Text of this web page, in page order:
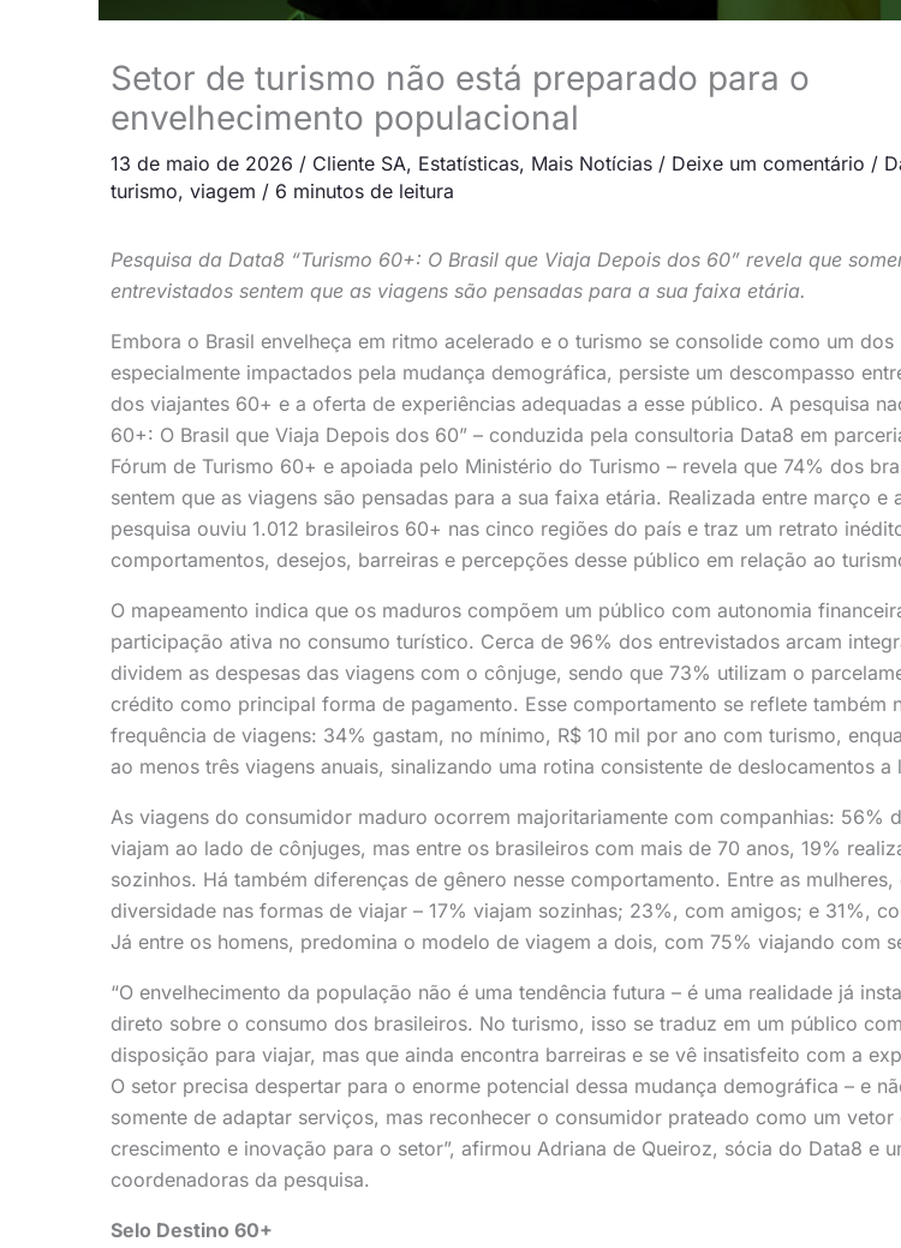
Setor de turismo não está preparado para o
envelhecimento populacional
13 de maio de 2026 / Cliente SA, Estatísticas, Mais Notícias / Deixe um comentário /
turismo, viagem / 6 minutos de leitura
Pesquisa da Data8 “Turismo 60+: O Brasil que Viaja Depois dos 60” revela que
entrevistados sentem que as viagens são pensadas para a sua faixa etária.
Embora o Brasil envelheça em ritmo acelerado e o turismo se consolide como um dos
especialmente impactados pela mudança demográfica, persiste um descompasso
dos viajantes 60+ e a oferta de experiências adequadas a esse público. A pesquisa
60+: O Brasil que Viaja Depois dos 60” – conduzida pela consultoria Data8 em
Fórum de Turismo 60+ e apoiada pelo Ministério do Turismo – revela que 74% dos
sentem que as viagens são pensadas para a sua faixa etária. Realizada entre março e
pesquisa ouviu 1.012 brasileiros 60+ nas cinco regiões do país e traz um retrato
comportamentos, desejos, barreiras e percepções desse público em relação ao
O mapeamento indica que os maduros compõem um público com autonomia
participação ativa no consumo turístico. Cerca de 96% dos entrevistados arcam
dividem as despesas das viagens com o cônjuge, sendo que 73% utilizam o
crédito como principal forma de pagamento. Esse comportamento se reflete também
frequência de viagens: 34% gastam, no mínimo, R$ 10 mil por ano com turismo,
ao menos três viagens anuais, sinalizando uma rotina consistente de deslocamentos a
As viagens do consumidor maduro ocorrem majoritariamente com companhias: 56%
viajam ao lado de cônjuges, mas entre os brasileiros com mais de 70 anos, 19%
sozinhos. Há também diferenças de gênero nesse comportamento. Entre as
diversidade nas formas de viajar – 17% viajam sozinhas; 23%, com amigos; e 31%,
Já entre os homens, predomina o modelo de viagem a dois, com 75% viajando com
“O envelhecimento da população não é uma tendência futura – é uma realidade já
direto sobre o consumo dos brasileiros. No turismo, isso se traduz em um público
disposição para viajar, mas que ainda encontra barreiras e se vê insatisfeito com a
O setor precisa despertar para o enorme potencial dessa mudança demográfica – e
somente de adaptar serviços, mas reconhecer o consumidor prateado como um
crescimento e inovação para o setor”, afirmou Adriana de Queiroz, sócia do Data8 e
coordenadoras da pesquisa.
Selo Destino 60+